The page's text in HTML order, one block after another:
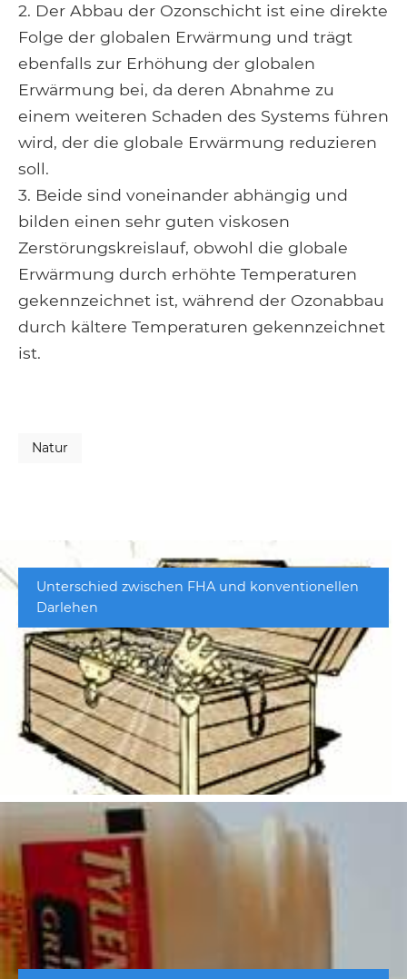
2. Der Abbau der Ozonschicht ist eine direkte
Folge der globalen Erwärmung und trägt
ebenfalls zur Erhöhung der globalen
Erwärmung bei, da deren Abnahme zu
einem weiteren Schaden des Systems führen
wird, der die globale Erwärmung reduzieren
soll.
3. Beide sind voneinander abhängig und
bilden einen sehr guten viskosen
Zerstörungskreislauf, obwohl die globale
Erwärmung durch erhöhte Temperaturen
gekennzeichnet ist, während der Ozonabbau
durch kältere Temperaturen gekennzeichnet
ist.
Natur
Unterschied zwischen FHA und konventionellen
Darlehen